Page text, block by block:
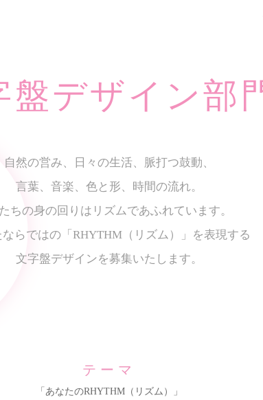
盤デザイン部
自然の営み、日々の生活、脈打つ鼓動、
言葉、音楽、色と形、時間の流れ。
ちの身の回りは リズムであふれています。
ならではの 「RHYTHM（リズム）」を表現する
文字盤デザインを募集いたします。
テーマ
「あなたのRHYTHM（リズム）」